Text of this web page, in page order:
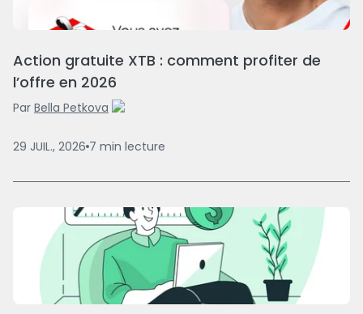
Action gratuite XTB : comment profiter de
l’offre en 2026
Par Bella Petkova
29 JUIL., 2026 7 min lecture